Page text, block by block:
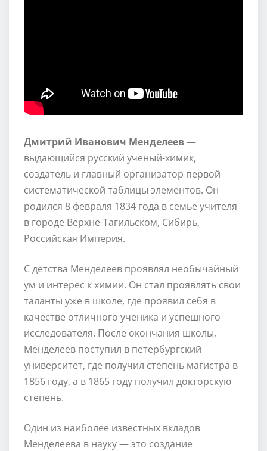
Дмитрий Иванович Менделеев—
выдающийся русский ученый-химик,
создатель и главный организатор первой
систематической таблицы элементов. Он
родился 8 февраля 1834 года в семье учителя
в городе Верхне-Тагильском, Сибирь,
Российская Империя.
С детства Менделеев проявлял необычайный
ум и интерес к химии. Он стал проявлять свои
таланты уже в школе, где проявил себя в
качестве отличного ученика и успешного
исследователя. После окончания школы,
Менделеев поступил в петербургский
университет, где получил степень магистра в
1856 году, а в 1865 году получил докторскую
степень.
Один из наиболее известных вкладов
Менделеева в науку — это создание